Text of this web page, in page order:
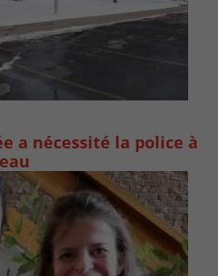
a nécessité la police à